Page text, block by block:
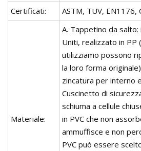
Certificati: ASTM, TUV, EN1176,
Materiale:
A. Tappetino da
Uniti, realizzato in PP
utilizziamo possono
la loro forma
zincatura per interno
Cuscinetto di
schiuma a cellule
in PVC che non
ammuffisce e non
PVC può essere